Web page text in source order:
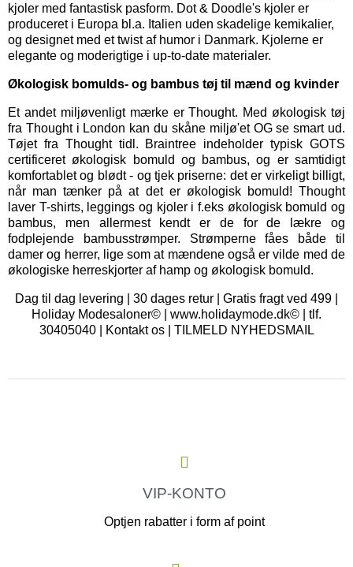
kjoler med fantastisk pasform. Dot & Doodle's kjoler er
produceret i Europa bl.a. Italien uden skadelige kemikalier,
og designet med et twist af humor i Danmark. Kjolerne er
elegante og moderigtige i up-to-date materialer.
Økologisk bomulds- og bambus tøj til mænd og kvinder
Et andet miljøvenligt mærke erThought. Med økologisk tøj
fra Thought i London kan du skåne miljø'et OG se smart ud.
Tøjet fra Thought tidl. Braintree indeholder typisk GOTS
certificeret økologisk bomuld og bambus, og er samtidigt
komfortablet og blødt - og tjek priserne: det er virkeligt billigt,
når man tænker på at det er økologisk bomuld! Thought
laver T-shirts, leggings og kjoler i f.eks økologisk bomuld og
bambus, men allermest kendt er de for de lækre og
fodplejende bambusstrømper. Strømperne fåes både til
damer og herrer, lige som at mændene også er vilde med de
økologiske herreskjorter af hamp og økologisk bomuld.
Dag til dag levering | 30 dages retur | Gratis fragt ved 499 |
Holiday Modesaloner© | www.holidaymode.dk© | tlf.
30405040 |
Kontakt os| TILMELD NYHEDSMAIL
VIP-KONTO
Optjen rabatter i form af point